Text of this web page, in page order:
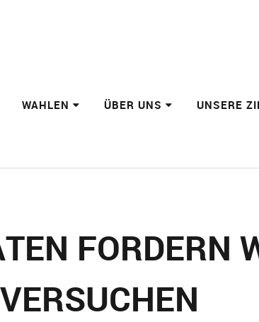
WAHLEN ÜBER UNS UNSERE
FORDERN